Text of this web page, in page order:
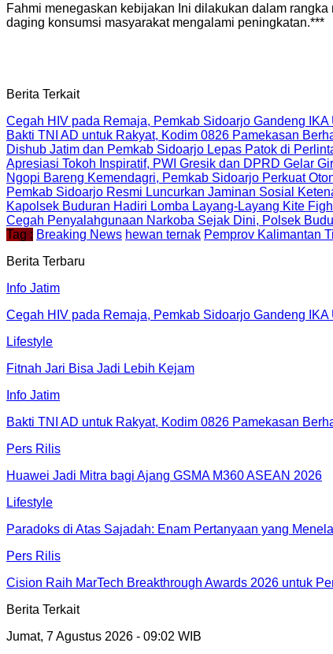
Fahmi menegaskan kebijakan Ini dilakukan dalam
daging konsumsi masyarakat mengalami peningkatan.***
Berita Terkait
Cegah HIV pada Remaja, Pemkab Sidoarjo Gandeng
Bakti TNI AD untuk Rakyat, Kodim 0826 Pamekasan
Dishub Jatim dan Pemkab Sidoarjo Lepas Patok di
Apresiasi Tokoh Inspiratif, PWI Gresik dan DPRD Gelar
Ngopi Bareng Kemendagri, Pemkab Sidoarjo Perkuat
Pemkab Sidoarjo Resmi Luncurkan Jaminan Sosial
Kapolsek Buduran Hadiri Lomba Layang-Layang Kite
Cegah Penyalahgunaan Narkoba Sejak Dini, Polsek
Tag : Breaking News hewan ternak Pemprov Kalimantan
Berita Terbaru
Info Jatim
Cegah HIV pada Remaja, Pemkab Sidoarjo Gandeng
Lifestyle
Fitnah Jari Bisa Jadi Lebih Kejam
Info Jatim
Bakti TNI AD untuk Rakyat, Kodim 0826 Pamekasan
Pers Rilis
Huawei Jadi Mitra bagi Ajang GSMA M360 ASEAN 2026
Lifestyle
Paradoks di Atas Sajadah: Enam Pertanyaan yang
Pers Rilis
Cision Raih MarTech Breakthrough Awards 2026 untuk
Berita Terkait
Jumat, 7 Agustus 2026 - 09:02 WIB